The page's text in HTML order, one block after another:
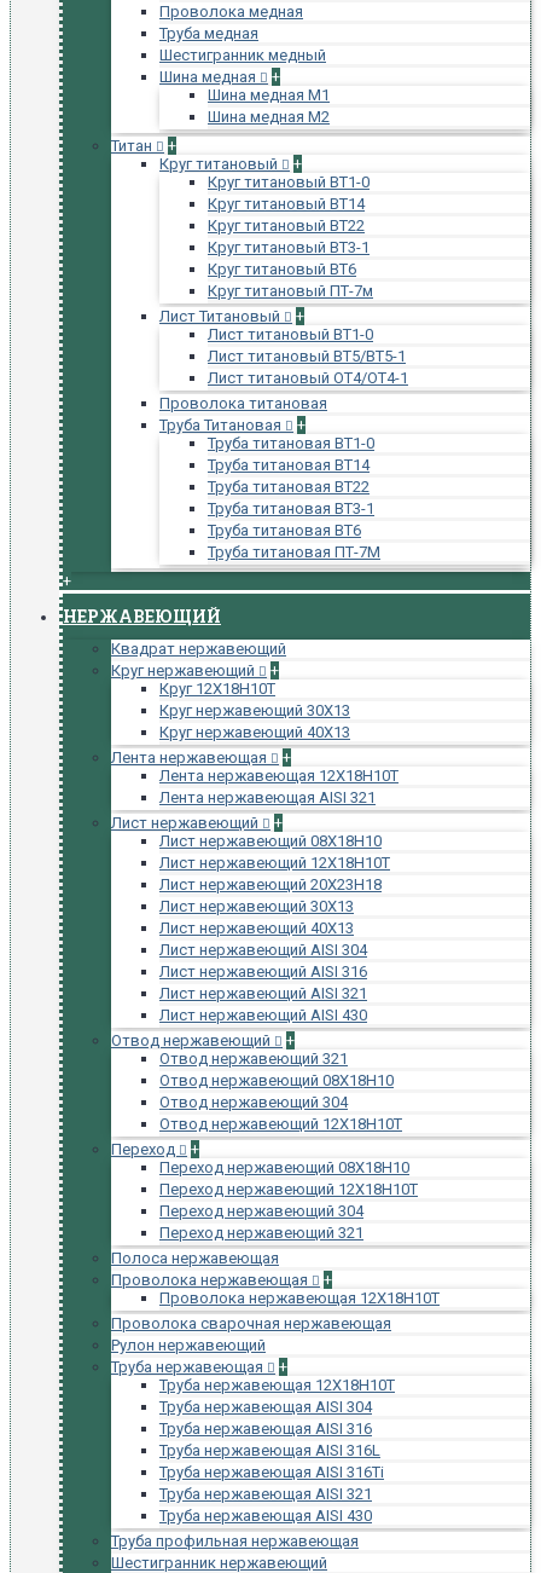
Проволока медная
Труба медная
Шестигранник медный
Шина медная
+
Шина медная М1
Шина медная М2
Титан
+
Круг титановый
+
Круг титановый ВТ1-0
Круг титановый ВТ14
Круг титановый ВТ22
Круг титановый ВТ3-1
Круг титановый ВТ6
Круг титановый ПТ-7м
Лист Титановый
+
Лист титановый ВТ1-0
Лист титановый ВТ5/ВТ5-1
Лист титановый ОТ4/ОТ4-1
Проволока титановая
Труба Титановая
+
Труба титановая ВТ1-0
Труба титановая ВТ14
Труба титановая ВТ22
Труба титановая ВТ3-1
Труба титановая ВТ6
Труба титановая ПТ-7М
+
НЕРЖАВЕЮЩИЙ
Квадрат нержавеющий
Круг нержавеющий
+
Круг 12Х18Н10Т
Круг нержавеющий 30Х13
Круг нержавеющий 40Х13
Лента нержавеющая
+
Лента нержавеющая 12Х18Н10Т
Лента нержавеющая AISI 321
Лист нержавеющий
+
Лист нержавеющий 08Х18Н10
Лист нержавеющий 12Х18Н10Т
Лист нержавеющий 20Х23Н18
Лист нержавеющий 30Х13
Лист нержавеющий 40Х13
Лист нержавеющий AISI 304
Лист нержавеющий AISI 316
Лист нержавеющий AISI 321
Лист нержавеющий AISI 430
Отвод нержавеющий
+
Отвод нержавеющий 321
Отвод нержавеющий 08Х18Н10
Отвод нержавеющий 304
Отвод нержавеющий 12Х18Н10Т
Переход
+
Переход нержавеющий 08Х18Н10
Переход нержавеющий 12Х18Н10Т
Переход нержавеющий 304
Переход нержавеющий 321
Полоса нержавеющая
Проволока нержавеющая
+
Проволока нержавеющая 12Х18Н10Т
Проволока сварочная нержавеющая
Рулон нержавеющий
Труба нержавеющая
+
Труба нержавеющая 12Х18Н10Т
Труба нержавеющая AISI 304
Труба нержавеющая AISI 316
Труба нержавеющая AISI 316L
Труба нержавеющая AISI 316Ti
Труба нержавеющая AISI 321
Труба нержавеющая AISI 430
Труба профильная нержавеющая
Шестигранник нержавеющий